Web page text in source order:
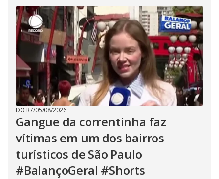
DO R7/05/08/2026
Gangue da correntinha faz
vítimas em um dos bairros
turísticos de São Paulo
#BalançoGeral #Shorts